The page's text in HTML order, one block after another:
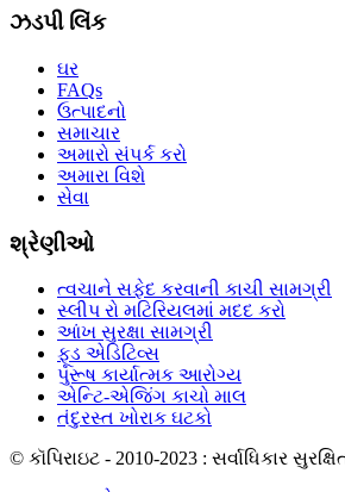
ઝડપી લિંક
ઘર
FAQs
ઉત્પાદનો
સમાચાર
અમારો સંપર્ક કરો
અમારા વિશે
સેવા
શ્રેણીઓ
ત્વચાને સફેદ કરવાની કાચી સામગ્રી
સ્લીપ રો મટિરિયલમાં મદદ કરો
આંખ સુરક્ષા સામગ્રી
ફૂડ એડિટિવ્સ
પુરૂષ કાર્યાત્મક આરોગ્ય
એન્ટિ-એજિંગ કાચો માલ
તંદુરસ્ત ખોરાક ઘટકો
© કૉપિરાઇટ - 2010-2023 : સર્વાધિકાર